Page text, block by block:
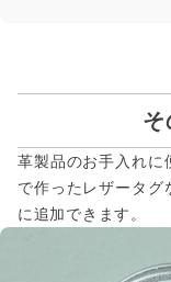
そ
革製品のお手入れに
で作ったレザータグ
に追加できます。